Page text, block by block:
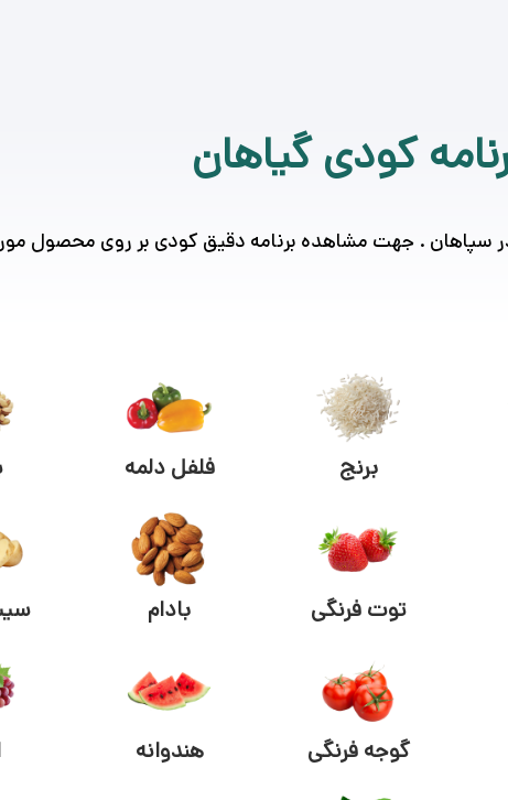
کودی گیاهان
سپاهان . جهت مشاهده برنامه دقیق کودی بر روی محصول
برنج فلفل دلمه
توت فرنگی بادام
گوجه فرنگی هندوانه